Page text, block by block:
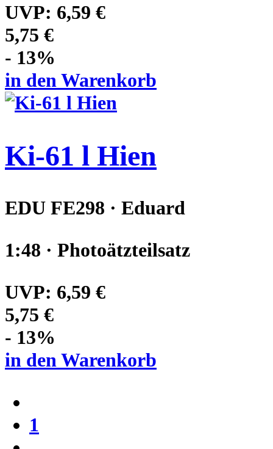
UVP: 6,59 €
5,75 €
- 13%
in den Warenkorb
Ki-61 l Hien
EDU FE298 · Eduard
1:48 · Photoätzteilsatz
UVP: 6,59 €
5,75 €
- 13%
in den Warenkorb
1